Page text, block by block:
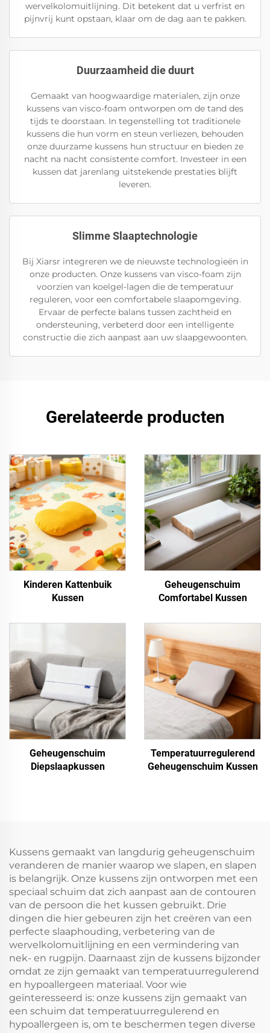
wervelkolomuitlijning. Dit betekent dat u verfrist en
pijnvrij kunt opstaan, klaar om de dag aan te pakken.
Duurzaamheid die duurt
Gemaakt van hoogwaardige materialen, zijn onze
kussens van visco-foam ontworpen om de tand des
tijds te doorstaan. In tegenstelling tot traditionele
kussens die hun vorm en steun verliezen, behouden
onze duurzame kussens hun structuur en bieden ze
nacht na nacht consistente comfort. Investeer in een
kussen dat jarenlang uitstekende prestaties blijft
leveren.
Slimme Slaaptechnologie
Bij Xiarsr integreren we de nieuwste technologieën in
onze producten. Onze kussens van visco-foam zijn
voorzien van koelgel-lagen die de temperatuur
reguleren, voor een comfortabele slaapomgeving.
Ervaar de perfecte balans tussen zachtheid en
ondersteuning, verbeterd door een intelligente
constructie die zich aanpast aan uw slaapgewoonten.
Gerelateerde producten
Kinderen Kattenbuik
Kussen
Geheugenschuim
Comfortabel Kussen
Geheugenschuim
Diepslaapkussen
Temperatuurregulerend
Geheugenschuim Kussen
Kussens gemaakt van langdurig geheugenschuim
veranderen de manier waarop we slapen, en slapen
is belangrijk. Onze kussens zijn ontworpen met een
speciaal schuim dat zich aanpast aan de contouren
van de persoon die het kussen gebruikt. Drie
dingen die hier gebeuren zijn het creëren van een
perfecte slaaphouding, verbetering van de
wervelkolomuitlijning en een vermindering van
nek- en rugpijn. Daarnaast zijn de kussens bijzonder
omdat ze zijn gemaakt van temperatuurregulerend
en hypoallergeen materiaal. Voor wie
geïnteresseerd is: onze kussens zijn gemaakt van
een schuim dat temperatuurregulerend en
hypoallergeen is, om te beschermen tegen diverse